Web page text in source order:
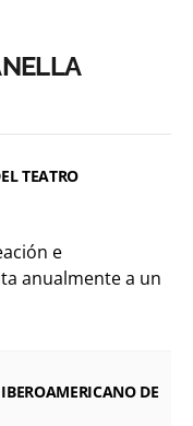
TEATRO
e
anualmente a un
DE